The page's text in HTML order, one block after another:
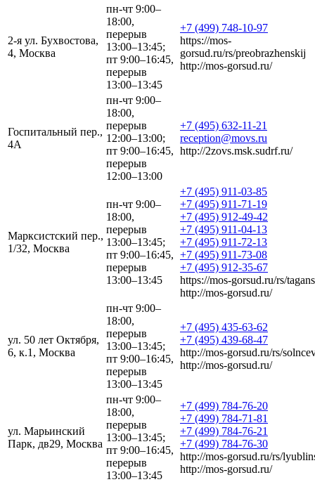
2-я ул. Бухвостова,
4, Москва
пн-чт 9:00–
18:00,
перерыв
13:00–13:45;
пт 9:00–16:45,
перерыв
13:00–13:45
+7 (499) 748-10-97
https://mos-
gorsud.ru/rs/preobrazhenskij
http://mos-gorsud.ru/
Госпитальный пер.,
4А
пн-чт 9:00–
18:00,
перерыв
12:00–13:00;
пт 9:00–16:45,
перерыв
12:00–13:00
+7 (495) 632-11-21
reception@movs.ru
http://2zovs.msk.sudrf.ru/
Марксистский пер.,
1/32, Москва
пн-чт 9:00–
18:00,
перерыв
13:00–13:45;
пт 9:00–16:45,
перерыв
13:00–13:45
+7 (495) 911-03-85
+7 (495) 911-71-19
+7 (495) 912-49-42
+7 (495) 911-04-13
+7 (495) 911-72-13
+7 (495) 911-73-08
+7 (495) 912-35-67
https://mos-gorsud.ru/rs/
http://mos-gorsud.ru/
ул. 50 лет Октября,
6, к.1, Москва
пн-чт 9:00–
18:00,
перерыв
13:00–13:45;
пт 9:00–16:45,
перерыв
13:00–13:45
+7 (495) 435-63-62
+7 (495) 439-68-47
http://mos-gorsud.ru/rs/
http://mos-gorsud.ru/
ул. Марьинский
Парк, дв29, Москва
пн-чт 9:00–
18:00,
перерыв
13:00–13:45;
пт 9:00–16:45,
перерыв
13:00–13:45
+7 (499) 784-76-20
+7 (499) 784-71-81
+7 (499) 784-76-21
+7 (499) 784-76-30
http://mos-gorsud.ru/rs/
http://mos-gorsud.ru/